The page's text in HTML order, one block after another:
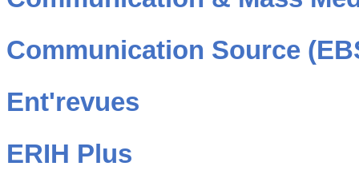
Communication Source
Ent'revues
ERIH Plus